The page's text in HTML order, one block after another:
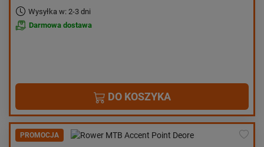
Wysyłka w: 2-3 dni
Darmowa dostawa
DO KOSZYKA
PROMOCJA